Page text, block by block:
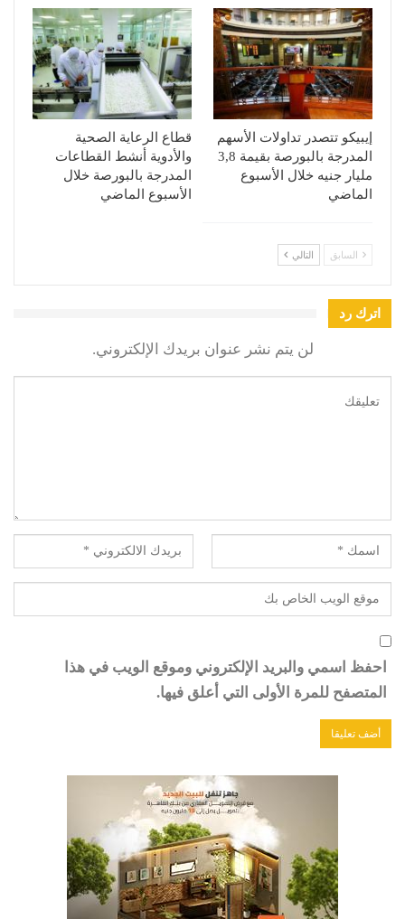
إيبيكو تتصدر تداولات الأسهم
المدرجة بالبورصة بقيمة 3,8
مليار جنيه خلال الأسبوع
الماضي
قطاع الرعاية الصحية
والأدوية أنشط القطاعات
المدرجة بالبورصة خلال
الأسبوع الماضي
السابق التالي
اترك رد
لن يتم نشر عنوان بريدك الإلكتروني.
احفظ اسمي والبريد الإلكتروني وموقع الويب في هذا
المتصفح للمرة الأولى التي أعلق فيها.